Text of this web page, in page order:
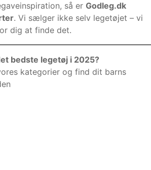
så er Godleg.dk
. Vi sælger ikke selv legetøjet – vi
dig at finde det.
bedste legetøj i 2025?
kategorier og find dit barns